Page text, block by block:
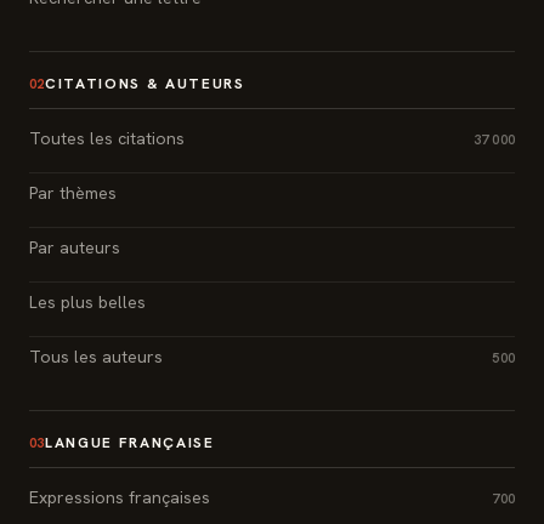
02CITATIONS & AUTEURS
Toutes les citations 37 000
Par thèmes
Par auteurs
Les plus belles
Tous les auteurs 500
03LANGUE FRANÇAISE
Expressions françaises 700